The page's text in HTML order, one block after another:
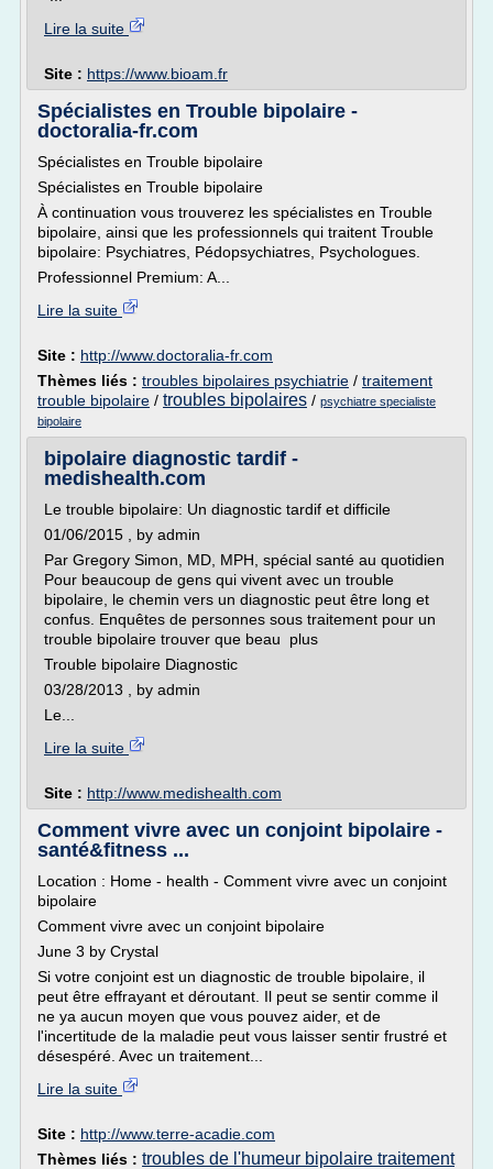
Lire la suite
Site : https://www.bioam.fr
Spécialistes en Trouble bipolaire -
doctoralia-fr.com
Spécialistes en Trouble bipolaire
Spécialistes en Trouble bipolaire
À continuation vous trouverez les spécialistes en Trouble
bipolaire, ainsi que les professionnels qui traitent Trouble
bipolaire: Psychiatres, Pédopsychiatres, Psychologues.
Professionnel Premium: A...
Lire la suite
Site : http://www.doctoralia-fr.com
Thèmes liés : troubles bipolaires psychiatrie / traitement
trouble bipolaire / troubles bipolaires / psychiatre specialiste
bipolaire
bipolaire diagnostic tardif -
medishealth.com
Le trouble bipolaire: Un diagnostic tardif et difficile
01/06/2015 , by admin
Par Gregory Simon, MD, MPH, spécial santé au quotidien
Pour beaucoup de gens qui vivent avec un trouble
bipolaire, le chemin vers un diagnostic peut être long et
confus. Enquêtes de personnes sous traitement pour un
trouble bipolaire trouver que beau plus
Trouble bipolaire Diagnostic
03/28/2013 , by admin
Le...
Lire la suite
Site : http://www.medishealth.com
Comment vivre avec un conjoint bipolaire -
santé&fitness ...
Location : Home - health - Comment vivre avec un conjoint
bipolaire
Comment vivre avec un conjoint bipolaire
June 3 by Crystal
Si votre conjoint est un diagnostic de trouble bipolaire, il
peut être effrayant et déroutant. Il peut se sentir comme il
ne ya aucun moyen que vous pouvez aider, et de
l'incertitude de la maladie peut vous laisser sentir frustré et
désespéré. Avec un traitement...
Lire la suite
Site : http://www.terre-acadie.com
Thèmes liés : troubles de l'humeur bipolaire traitement